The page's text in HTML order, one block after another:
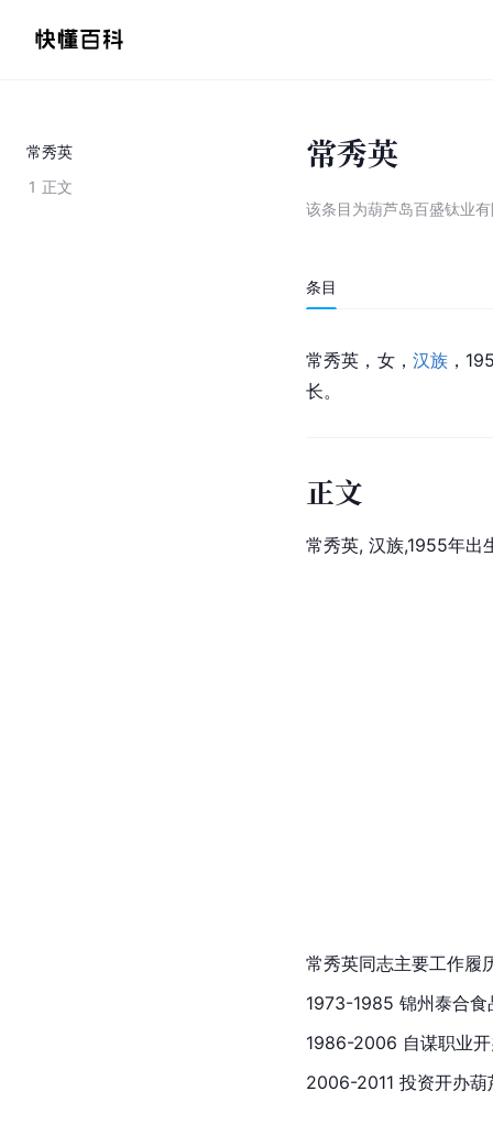
常秀英
1 正文
常秀英
该条目为葫芦岛百盛钛业
条目
常秀英，女， 汉族 ，
长。
正文
常秀英, 汉族,1955年出
常秀英同志主要工作履
1973-1985 锦州泰合食
1986-2006 自谋职业
2006-2011 投资开办